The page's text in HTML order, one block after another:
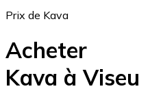
Prix de Kava
Acheter
Kava à Viseu